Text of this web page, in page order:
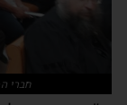
חברי